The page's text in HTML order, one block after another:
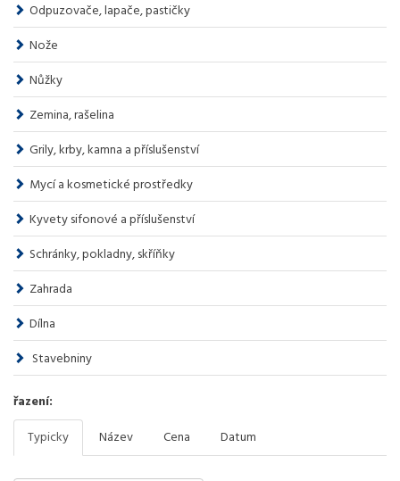
Odpuzovače, lapače, pastičky
Nože
Nůžky
Zemina, rašelina
Grily, krby, kamna a příslušenství
Mycí a kosmetické prostředky
Kyvety sifonové a příslušenství
Schránky, pokladny, skříňky
Zahrada
Dílna
Stavebniny
řazení:
Typicky
Název Cena Datum